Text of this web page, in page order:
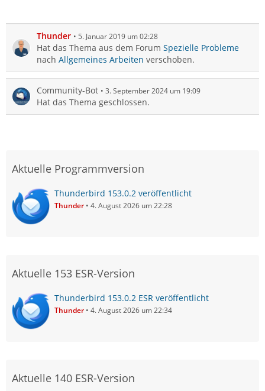
Thunder 5. Januar 2019 um 02:28
Hat das Thema aus dem Forum Spezielle Probleme
nach Allgemeines Arbeiten verschoben.
Community-Bot 3. September 2024 um 19:09
Hat das Thema geschlossen.
Aktuelle Programmversion
Thunderbird 153.0.2 veröffentlicht
Thunder 4. August 2026 um 22:28
Aktuelle 153 ESR-Version
Thunderbird 153.0.2 ESR veröffentlicht
Thunder 4. August 2026 um 22:34
Aktuelle 140 ESR-Version